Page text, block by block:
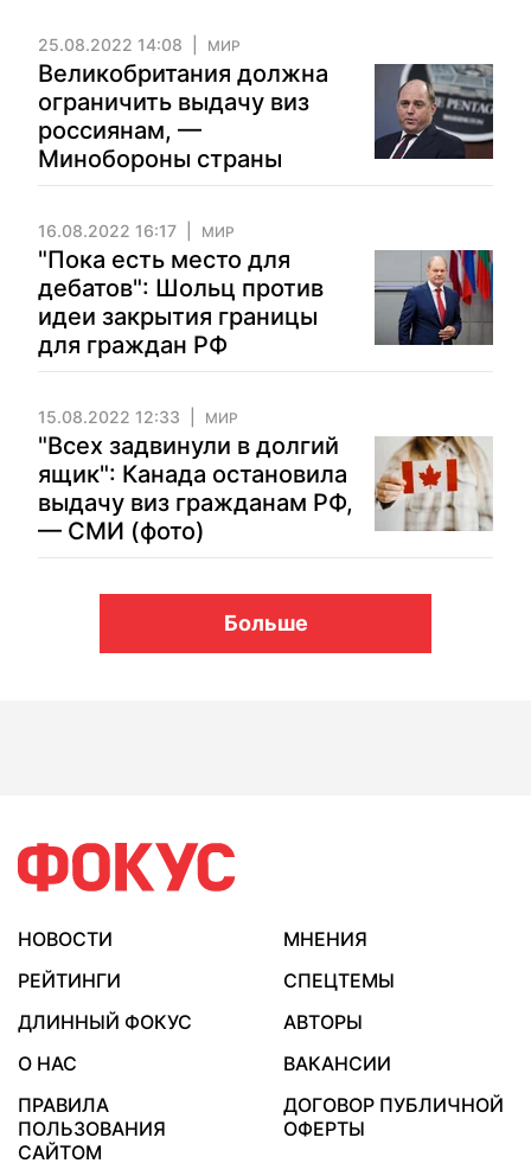
25.08.2022 14:08 МИР
Великобритания должна
ограничить выдачу виз
россиянам, —
Минобороны страны
16.08.2022 16:17 МИР
"Пока есть место для
дебатов": Шольц против
идеи закрытия границы
для граждан РФ
15.08.2022 12:33 МИР
"Всех задвинули в долгий
ящик": Канада остановила
выдачу виз гражданам РФ,
— СМИ (фото)
Больше
НОВОСТИ
МНЕНИЯ
РЕЙТИНГИ
СПЕЦТЕМЫ
ДЛИННЫЙ ФОКУС
АВТОРЫ
О НАС
ВАКАНСИИ
ПРАВИЛА
ПОЛЬЗОВАНИЯ
САЙТОМ
ДОГОВОР ПУБЛИЧНОЙ
ОФЕРТЫ